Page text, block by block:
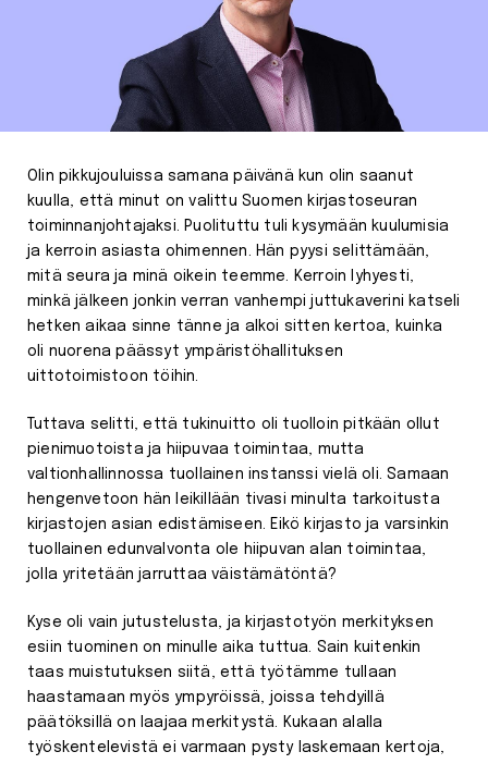
Olin pikkujouluissa samana päivänä kun olin saanut
kuulla, että minut on valittu Suomen kirjastoseuran
toiminnanjohtajaksi. Puolituttu tuli kysymään kuulumisia
ja kerroin asiasta ohimennen. Hän pyysi selittämään,
mitä seura ja minä oikein teemme. Kerroin lyhyesti,
minkä jälkeen jonkin verran vanhempi juttukaverini katseli
hetken aikaa sinne tänne ja alkoi sitten kertoa, kuinka
oli nuorena päässyt ympäristöhallituksen
uittotoimistoon töihin.
Tuttava selitti, että tukinuitto oli tuolloin pitkään ollut
pienimuotoista ja hiipuvaa toimintaa, mutta
valtionhallinnossa tuollainen instanssi vielä oli. Samaan
hengenvetoon hän leikillään tivasi minulta tarkoitusta
kirjastojen asian edistämiseen. Eikö kirjasto ja varsinkin
tuollainen edunvalvonta ole hiipuvan alan toimintaa,
jolla yritetään jarruttaa väistämätöntä?
Kyse oli vain jutustelusta, ja kirjastotyön merkityksen
esiin tuominen on minulle aika tuttua. Sain kuitenkin
taas muistutuksen siitä, että työtämme tullaan
haastamaan myös ympyröissä, joissa tehdyillä
päätöksillä on laajaa merkitystä. Kukaan alalla
työskentelevistä ei varmaan pysty laskemaan kertoja,